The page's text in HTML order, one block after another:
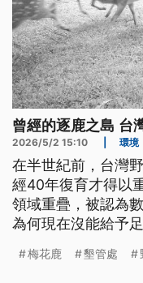
曾經的逐鹿之島 台
2026/5/2 15:10 環境
在半世紀前，台灣
經40年復育才得以
領域重疊，被認為
為何現在沒能給予
梅花鹿 墾管處